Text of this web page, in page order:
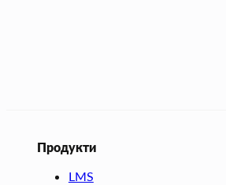
Продукти
LMS